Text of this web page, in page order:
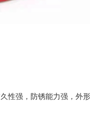
性强，防锈能力强，外